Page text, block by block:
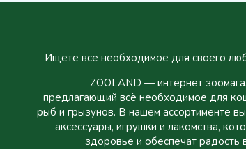
Ищете все необходимое для своего
ZOOLAND — интернет
предлагающий всё необходимое для
рыб и грызунов. В нашем ассортименте
аксессуары, игрушки и лакомства,
здоровье и обеспечат радость